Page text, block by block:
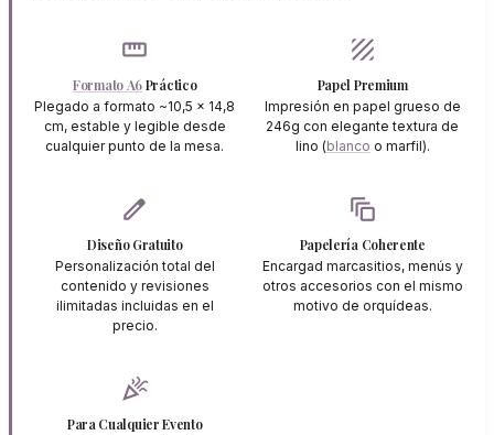
straighten
Formato A6Práctico
Plegado a formato ~10,5 x 14,8
cm, estable y legible desde
cualquier punto de la mesa.
texture
Papel Premium
Impresión en papel grueso de
246g con elegante textura de
lino (blanco o marfil).
edit
Diseño Gratuito
Personalización total del
contenido y revisiones
ilimitadas incluidas en el
precio.
auto_awesome_motion
Papelería Coherente
Encargad marcasitios, menús y
otros accesorios con el mismo
motivo de orquídeas.
celebration
Para Cualquier Evento